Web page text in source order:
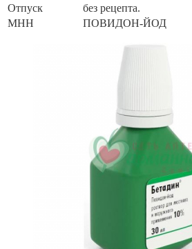
Отпуск
без рецепта.
МНН
ПОВИДОН-ЙОД